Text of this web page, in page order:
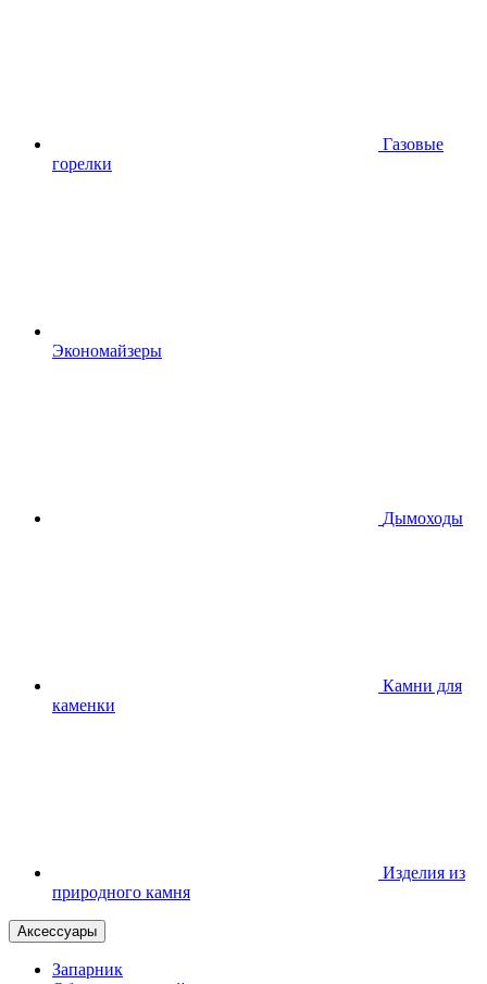
Газовые
горелки
Экономайзеры
Дымоходы
Камни для
каменки
Изделия из
природного камня
Аксессуары
Запарник